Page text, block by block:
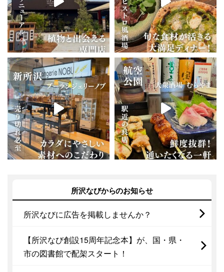
所沢なびからのお知らせ
所沢なびに広告を掲載しませんか？
【所沢なび創設15周年記念本】が、国・県・
市の図書館で配架スタート！